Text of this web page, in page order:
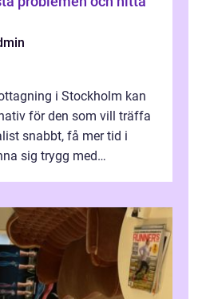
i Stockholm kan
för den som vill träffa
snabbt, få mer tid i
sig trygg med